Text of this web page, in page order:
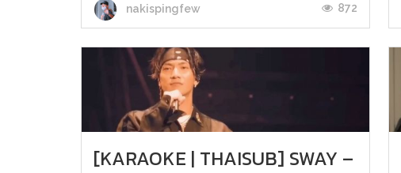
ชมกันน้า [KARAOKE | THAISUB] DOBERMAN
[KARAOKE | THAISUB] DOBERMAN INFINITY -
JUMP AROUND ∞ [Lyrics ver.] Th Trans &
Karaoke :...
nakispingfew 872
[KARAOKE | THAISUB] SWAY –